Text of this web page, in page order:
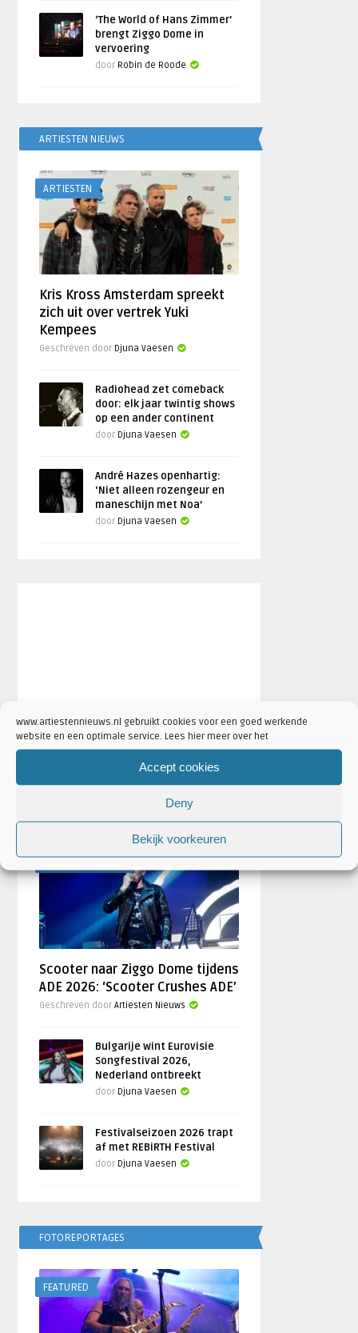
www.artiestennieuws.nl gebruikt cookies voor een goed werkende
website en een optimale service. Lees hier meer over het
Accept cookies
Deny
Bekijk voorkeuren
‘The World of Hans Zimmer’
brengt Ziggo Dome in
vervoering
door Robin de Roode
ARTIESTEN NIEUWS
ARTIESTEN
Kris Kross Amsterdam spreekt
zich uit over vertrek Yuki
Kempees
Geschreven door Djuna Vaesen
Radiohead zet comeback
door: elk jaar twintig shows
op een ander continent
door Djuna Vaesen
André Hazes openhartig:
‘Niet alleen rozengeur en
maneschijn met Noa’
door Djuna Vaesen
Scooter naar Ziggo Dome tijdens
ADE 2026: ‘Scooter Crushes ADE’
Geschreven doorArtiesten Nieuws
Bulgarije wint Eurovisie
Songfestival 2026,
Nederland ontbreekt
door Djuna Vaesen
Festivalseizoen 2026 trapt
af met REBiRTH Festival
door Djuna Vaesen
FOTOREPORTAGES
FEATURED